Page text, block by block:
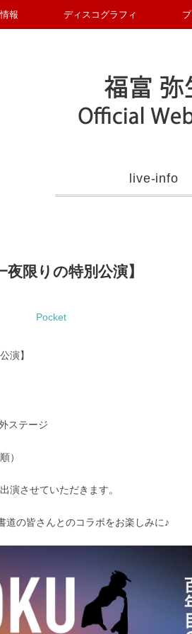
報 ディスコグラフィ
live-info
限りの特別公演】
Pocket
演】
ステージ
）
演させていただきます。
道の皆さんとのコラボをお楽しみに♪